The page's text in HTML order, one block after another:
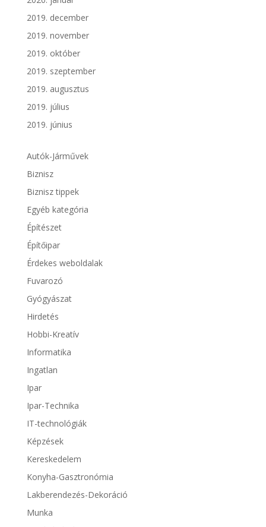
2019. december
2019. november
2019. október
2019. szeptember
2019. augusztus
2019. július
2019. június
Autók-Járművek
Biznisz
Biznisz tippek
Egyéb kategória
Építészet
Építőipar
Érdekes weboldalak
Fuvarozó
Gyógyászat
Hirdetés
Hobbi-Kreatív
Informatika
Ingatlan
Ipar
Ipar-Technika
IT-technológiák
Képzések
Kereskedelem
Konyha-Gasztronómia
Lakberendezés-Dekoráció
Munka